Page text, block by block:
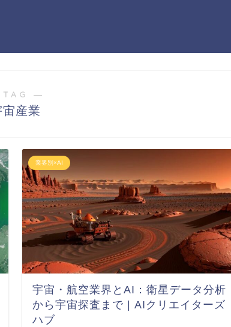
―
宙産業
業界別×AI
宇宙・航空業界とAI：衛星データ分析
から宇宙探査まで | AIクリエイターズ
ハブ